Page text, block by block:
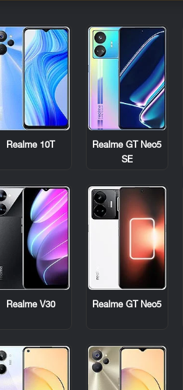
Realme GT Neo5
SE
Realme 10T
Realme GT Neo5
Realme V30